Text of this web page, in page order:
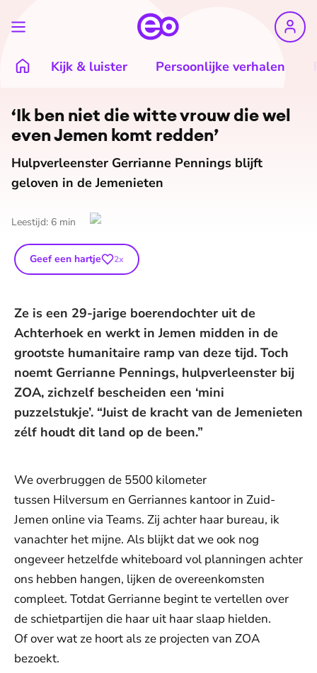
Kijk & luister Persoonlijke verhalen
‘Ik ben niet die witte vrouw die wel
even Jemen komt redden’
Hulpverleenster Gerrianne Pennings blijft
geloven in de Jemenieten
Leestijd: 6 min
Geef een hartje 2x
Ze is een 29-jarige boerendochter uit de
Achterhoek en werkt in Jemen midden in de
grootste humanitaire ramp van deze tijd. Toch
noemt Gerrianne Pennings, hulpverleenster bij
ZOA, zichzelf bescheiden een ‘mini
puzzelstukje’. “Juist de kracht van de Jemenieten
zélf houdt dit land op de been.”
We overbruggen de 5500 kilometer
tussen Hilversum en Gerriannes kantoor in Zuid-
Jemen online via Teams. Zij achter haar bureau, ik
vanachter het mijne. Als blijkt dat we ook nog
ongeveer hetzelfde whiteboard vol planningen achter
ons hebben hangen, lijken de overeenkomsten
compleet. Totdat Gerrianne begint te vertellen over
de schietpartijen die haar uit haar slaap hielden.
Of over wat ze hoort als ze projecten van ZOA
bezoekt.